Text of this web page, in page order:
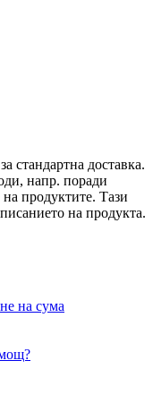
стандартна доставка.
напр. поради
на продуктите. Тази
на продукта.
на сума